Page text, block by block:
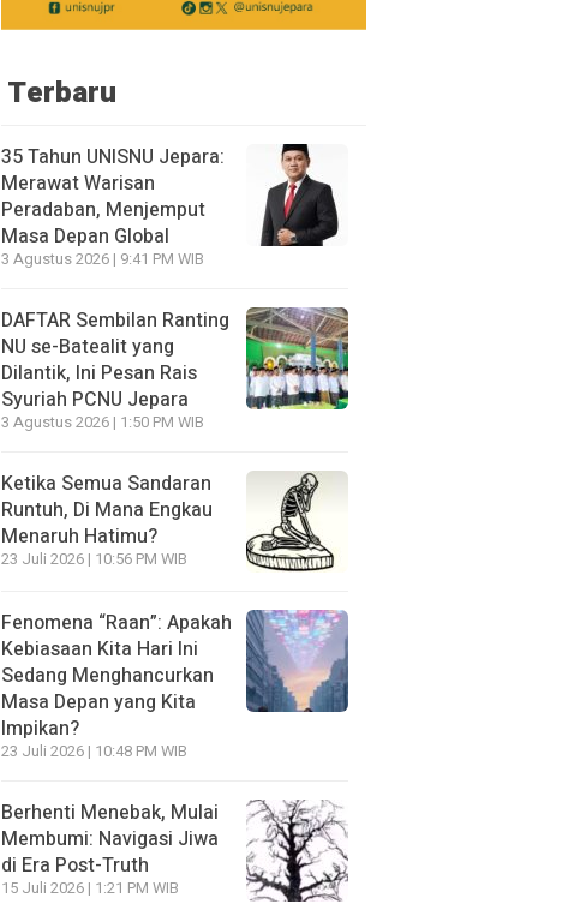
Terbaru
35 Tahun UNISNU Jepara:
Merawat Warisan
Peradaban, Menjemput
Masa Depan Global
3 Agustus 2026 | 9:41 PM WIB
DAFTAR Sembilan Ranting
NU se-Batealit yang
Dilantik, Ini Pesan Rais
Syuriah PCNU Jepara
3 Agustus 2026 | 1:50 PM WIB
Ketika Semua Sandaran
Runtuh, Di Mana Engkau
Menaruh Hatimu?
23 Juli 2026 | 10:56 PM WIB
Fenomena “Raan”: Apakah
Kebiasaan Kita Hari Ini
Sedang Menghancurkan
Masa Depan yang Kita
Impikan?
23 Juli 2026 | 10:48 PM WIB
Berhenti Menebak, Mulai
Membumi: Navigasi Jiwa
di Era Post-Truth
15 Juli 2026 | 1:21 PM WIB